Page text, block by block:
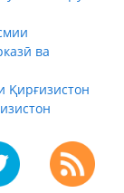
ва
Қирғизистон